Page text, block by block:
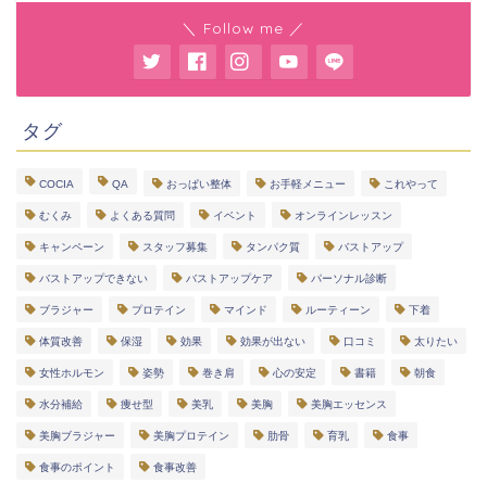
＼ Follow me ／
タグ
COCIA QA おっぱい整体 お手軽メニュー これやって
むくみ よくある質問 イベント オンラインレッスン
キャンペーン スタッフ募集 タンパク質 バストアップ
バストアップできない バストアップケア パーソナル診断
ブラジャー プロテイン マインド ルーティーン 下着
体質改善 保湿 効果 効果が出ない 口コミ 太りたい
女性ホルモン 姿勢 巻き肩 心の安定 書籍 朝食
水分補給 痩せ型 美乳 美胸 美胸エッセンス
美胸ブラジャー 美胸プロテイン 肋骨 育乳 食事
食事のポイント 食事改善